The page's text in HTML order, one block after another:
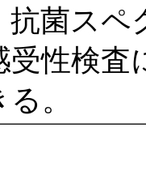
抗菌スペ
受性検査
。